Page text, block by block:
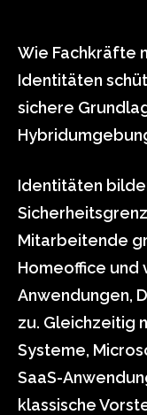
Wie Fachkräfte
Identitäten
sichere
Identitäten
Mitarbeitende
Homeoffice und
Anwendungen,
zu. Gleichzeitig
Systeme,
SaaS-
klassische